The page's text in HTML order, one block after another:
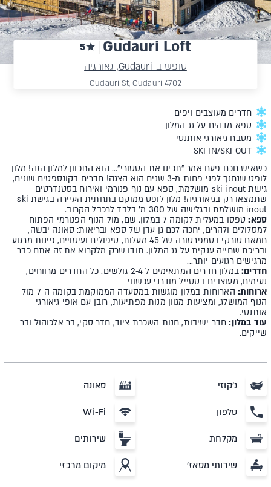
Gudauri Loft
5
סופש ב-Gudauri, גאורגיה
4702 Gudauri St, Gudauri
חדרים מעוצבים ויפים
ספא מדהים על גג המלון
מטבח גיאורגי אותנטי
SKI IN/SKI OUT
כשאיש חכם פעם אמר "תכינו את הסטורי"... הוא התכוון למלון הזה! מלון
לופט שנחנך לפני פחות מ-3 שנים הוא הצגה! חדרים בקונספטים שונים,
גישת ski inout מושלמת, ספא עם נוף פנורמי ואירוח בסטנדרטים
שתמצאו רק בגיאורגיה!
מלון לופט ממוקם בתחתית העיירה בגישת ski
inout מושלמת ובגלישה של 300 מ' בלבד לרכבל הקרוב.
ספא:
טפסו במעלית לקומה 7 במלון. שם, מול הנוף הפנורמי הפתוח
למסלולים ולהרים, יחכה לכם גן עדן של ספא ובריאות: סאונה יבשה,
חמאם טורקי בטמפרטורה של 45 מעלות, טיפולים ועיסויים, פינות מרגוע
ובריכת שחייה ענקית על גג המלון. תודו שרק מלקרוא את זה אתם כבר
מרגישים רגועים יותר...
חדרים:
במלון חדרים המתאימים ל 2-4 גולשים. כל החדרים מרווחים,
נעימים, מעוצבים בסטייל מודרני עכשווי
ארוחות:
הארוחות במלון מוגשות במסעדה הממוקמת בקומה ה-7 מול
הנוף המושלג, ומציעות מגוון מנות מפתיעות, רובן עם אופי גיאורגי
אותנטי.
עוד במלון: חדר ישיבות, חנות השכרת ציוד, חדר סקי, בר אלכוהול ובר
שייקים.
ג'קוזי סאונה
טלפון Wi-Fi
מקלחת שירותים
שירותי מסאז' מיקום מרכזי